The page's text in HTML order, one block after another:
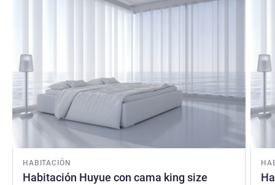
HABITACIÓN
Habitación Huyue con cama king size